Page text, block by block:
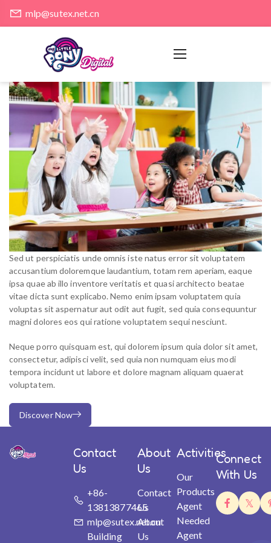
mlp@sutex.net.cn
Sed ut perspiciatis unde omnis iste natus error sit voluptatem
accusantium doloremque laudantium, totam rem aperiam, eaque
ipsa quae ab illo inventore veritatis et quasi architecto beatae
vitae dicta sunt explicabo. Nemo enim ipsam voluptatem quia
voluptas sit aspernatur aut odit aut fugit, sed quia consequuntur
magni dolores eos qui ratione voluptatem sequi nesciunt.
Neque porro quisquam est, qui dolorem ipsum quia dolor sit amet,
consectetur, adipisci velit, sed quia non numquam eius modi
tempora incidunt ut labore et dolore magnam aliquam quaerat
voluptatem.
Discover Now
Contact
Us
+86-
13813877465
mlp@sutex.net.cn
Building
About
Us
Contact
Us
About
Us
Activities
Our
Products
Agent
Needed
Agent
Connect
With Us